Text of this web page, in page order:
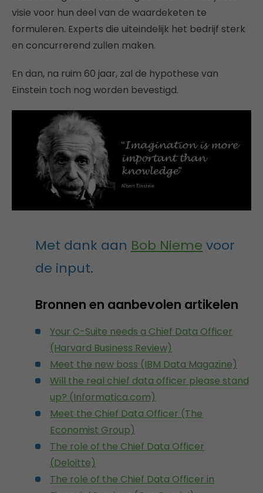
visie voor hun deel van de waardeketen te
formuleren. Experts die uiteindelijk het bedrijf sterk
en concurrerend zullen maken.
En dan, na ruim 60 jaar, zal de hypothese van
Einstein toch nog worden bevestigd.
Met dank aan Bob Nieme voor
de input.
Bronnen en aanbevolen artikelen
Your C-Suite needs a Chief Data Officer
(Harvard Business Review)
Meet the new boss (IBM Data Magazine)
Will the real chief data officer please stand
up? (Informatica.com)
Meet the Chief Data Officer (The
Economist Group)
The role of the Chief Data Officer
(Deloitte)
The role of the Chief Data Officer in